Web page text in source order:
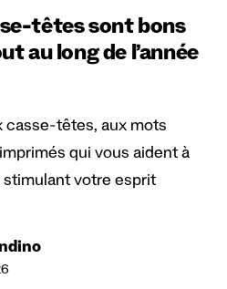
têtes sont bons
au long de l’année
casse-têtes, aux mots
qui vous aident à
votre esprit